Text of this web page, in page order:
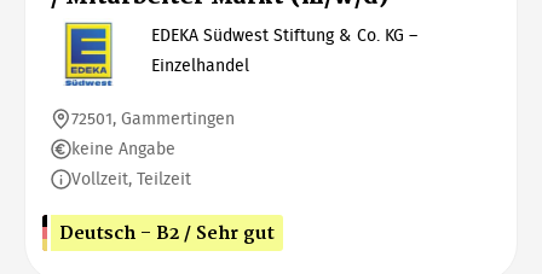
EDEKA Südwest Stiftung & Co. KG –
Einzelhandel
72501, Gammertingen
keine Angabe
Vollzeit, Teilzeit
Deutsch - B2 / Sehr gut